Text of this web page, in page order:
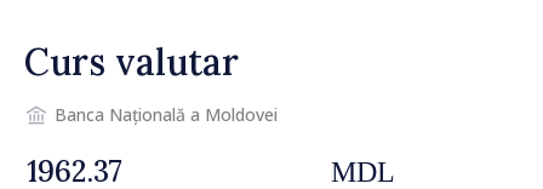
Curs valutar
Banca Națională a Moldovei
MDL